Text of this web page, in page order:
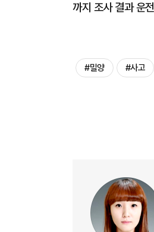
까지 조사 결과 운
#밀양 #사고